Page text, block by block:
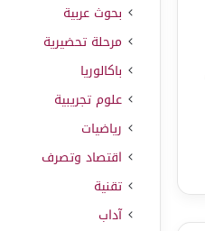
بحوث عربية
مرحلة تحضيرية
باكالوريا
علوم تجريبية
رياضيات
اقتصاد وتصرف
تقنية
آداب